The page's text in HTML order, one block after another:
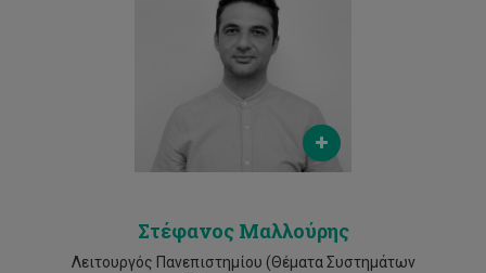
Email
stephanos.mallouris@cut.ac.cy
Στέφανος Μαλλούρης
Λειτουργός Πανεπιστημίου (Θέματα Συστημάτων